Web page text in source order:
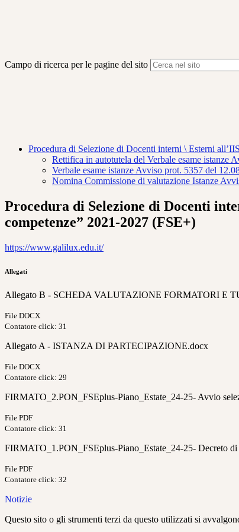
Campo di ricerca per le pagine del sito
Procedura di Selezione di Docenti interni \ Esterni
Rettifica in autotutela del Verbale esame istanze
Verbale esame istanze Avviso prot. 5357 del
Nomina Commissione di valutazione Istanze
Procedura di Selezione di Docenti
competenze” 2021-2027 (FSE+)
https://www.galilux.edu.it/
Allegati
Allegato B - SCHEDA VALUTAZIONE FORMATORI E
File DOCX
Contatore click: 31
Allegato A - ISTANZA DI PARTECIPAZIONE.docx
File DOCX
Contatore click: 29
FIRMATO_2.PON_FSEplus-Piano_Estate_24-25- Avvio
File PDF
Contatore click: 31
FIRMATO_1.PON_FSEplus-Piano_Estate_24-25- Decreto
File PDF
Contatore click: 32
Notizie
Questo sito o gli strumenti terzi da questo utilizzati si